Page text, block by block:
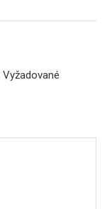
Vyžadované